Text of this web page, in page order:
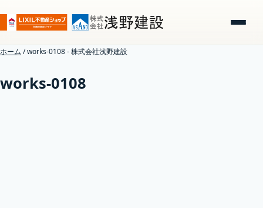
ホーム /works-0108 - 株式会社浅野建設
works-0108